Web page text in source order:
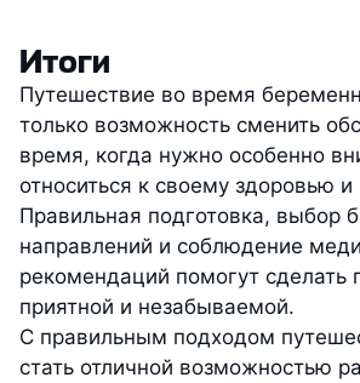
Итоги
Путешествие во время
только возможность сменить
время, когда нужно особенно
относиться к своему здоровью и
Правильная подготовка, выбор
направлений и соблюдение
рекомендаций помогут сделать
приятной и незабываемой.
С правильным подходом
стать отличной возможностью